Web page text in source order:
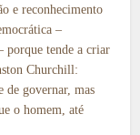
e reconhecimento
–
porque tende a criar
Churchill:
de governar, mas
o homem, até